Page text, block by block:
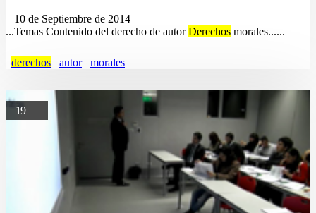
10 de Septiembre de 2014
...Temas Contenido del derecho de autorDerechos morales......
derechos autor morales
19